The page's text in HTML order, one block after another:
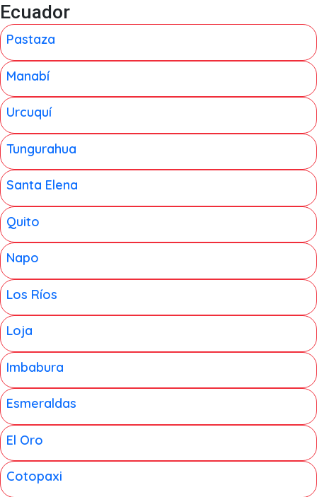
Ecuador
Pastaza
Manabí
Urcuquí
Tungurahua
Santa Elena
Quito
Napo
Los Ríos
Loja
Imbabura
Esmeraldas
El Oro
Cotopaxi